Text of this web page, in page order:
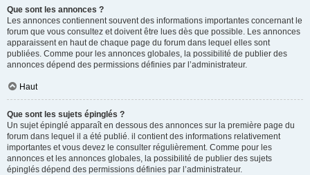
Que sont les annonces ?
Les annonces contiennent souvent des informations importantes concernant le
forum que vous consultez et doivent être lues dès que possible. Les annonces
apparaissent en haut de chaque page du forum dans lequel elles sont
publiées. Comme pour les annonces globales, la possibilité de publier des
annonces dépend des permissions définies par l’administrateur.
Haut
Que sont les sujets épinglés ?
Un sujet épinglé apparaît en dessous des annonces sur la première page du
forum dans lequel il a été publié. il contient des informations relativement
importantes et vous devez le consulter régulièrement. Comme pour les
annonces et les annonces globales, la possibilité de publier des sujets
épinglés dépend des permissions définies par l’administrateur.